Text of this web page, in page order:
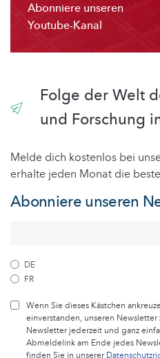
Abonniere unseren
Youtube-Kanal
Folge der Welt
und Forschung
Melde dich kostenlos bei
erhalte jeden Monat die
Abonniere unseren
DE
FR
Wenn Sie dieses Kästchen
einverstanden, unseren
Newsletter jederzeit und ganz
Abmeldelink am Ende jedes
finden Sie in unserer